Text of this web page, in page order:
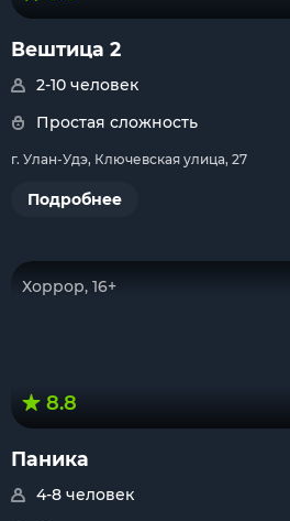
Вештица 2
2-10 человек
Простая сложность
г. Улан-Удэ, Ключевская улица, 27
Подробнее
Хоррор, 16+
8.8
Паника
4-8 человек